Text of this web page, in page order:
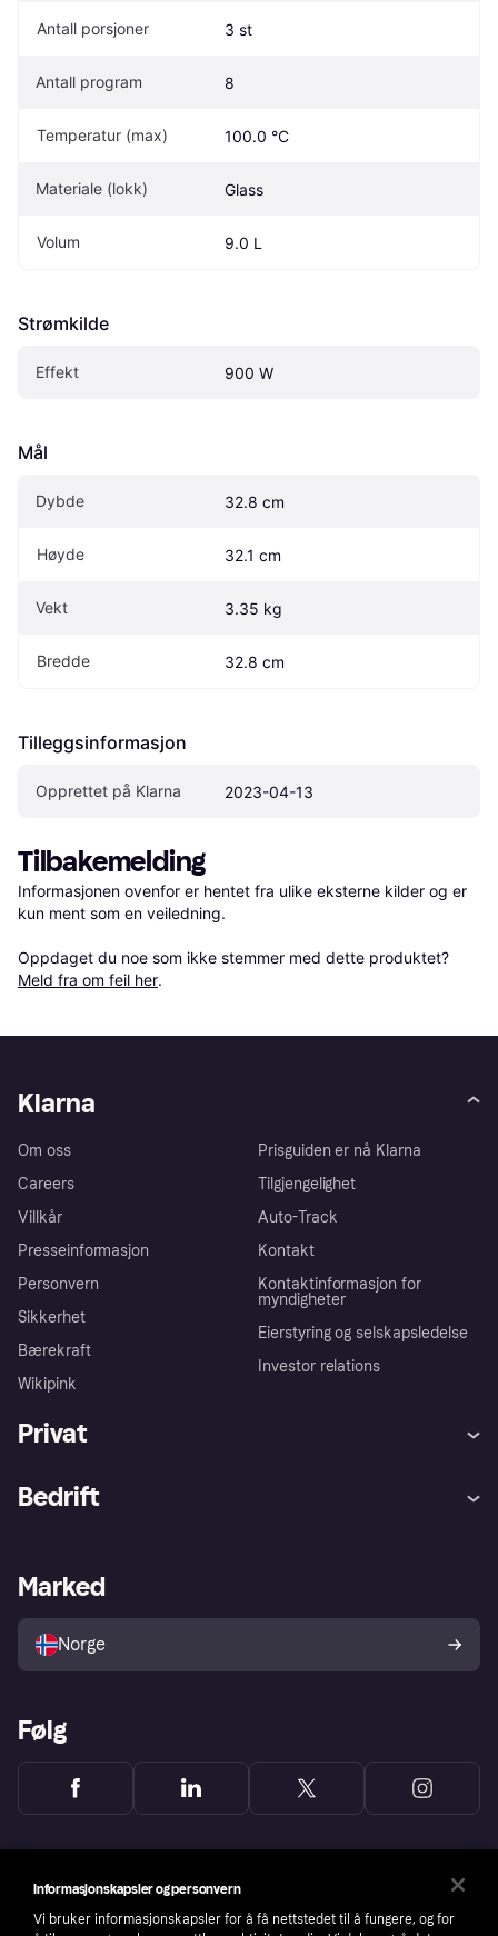
Antall porsjoner 3 st
Antall program 8
Temperatur (max) 100.0 °C
Materiale (lokk) Glass
Volum 9.0 L
Strømkilde
Effekt 900 W
Mål
Dybde 32.8 cm
Høyde 32.1 cm
Vekt 3.35 kg
Bredde 32.8 cm
Tilleggsinformasjon
Opprettet på Klarna 2023-04-13
Tilbakemelding
Informasjonen ovenfor er hentet fra ulike eksterne kilder og er
kun ment som en veiledning.
Oppdaget du noe som ikke stemmer med dette produktet?
Meld fra om feil her.
Klarna
Om oss
Careers
Villkår
Presseinformasjon
Personvern
Sikkerhet
Bærekraft
Wikipink
Prisguiden er nå Klarna
Tilgjengelighet
Auto-Track
Kontakt
Kontaktinformasjon for
myndigheter
Eierstyring og selskapsledelse
Investor relations
Privat
Utforsk butikker
Bedrift
Merchant portal
Marked
Norge
Følg
Informasjonskapsler og personvern
Vi bruker informasjonskapsler for å få nettstedet til å fungere, og for